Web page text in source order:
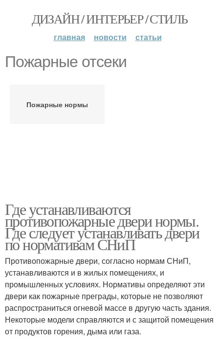
ДИЗАЙН / ИНТЕРЬЕР / СТИЛЬ
главная новости статьи
Пожарные отсеки
Пожарные нормы
Где устанавливаются
противопожарные двери нормы.
Где следует устанавливать двери
по нормативам СНиП
Противопожарные двери, согласно нормам СНиП,
устанавливаются и в жилых помещениях, и
промышленных условиях. Нормативы определяют эти
двери как пожарные преграды, которые не позволяют
распространиться огневой массе в другую часть здания.
Некоторые модели справляются и с защитой помещения
от продуктов горения, дыма или газа.